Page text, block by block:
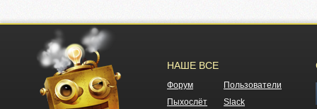
НАШЕ ВСЕ
Форум
Пользователи
Пыхослёт
Slack